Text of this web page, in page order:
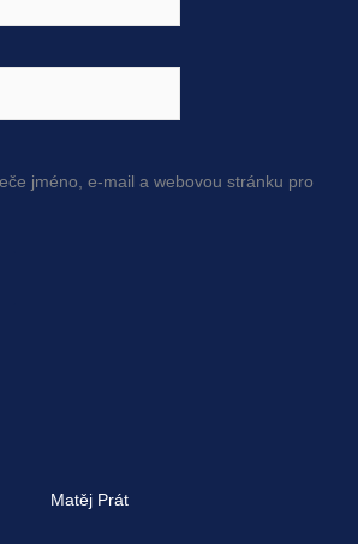
jméno, e-mail a webovou stránku pro
Matěj Prát